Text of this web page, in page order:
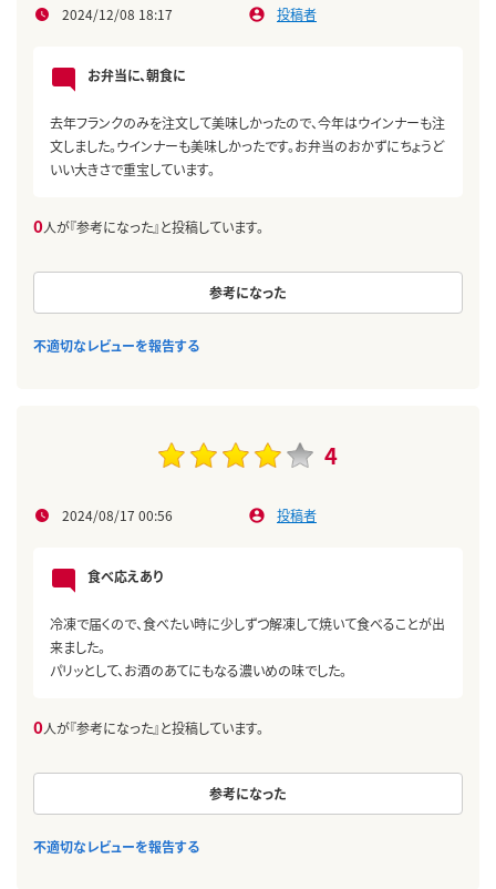
2024/12/08 18:17 投稿者
お弁当に、朝食に
去年フランクのみを注文して美味しかったので、今年はウインナーも注
文しました。ウインナーも美味しかったです。お弁当のおかずにちょうど
いい大きさで重宝しています。
0人が『参考になった』と投稿しています。
参考になった
不適切なレビューを報告する
4
2024/08/17 00:56 投稿者
食べ応えあり
冷凍で届くので、食べたい時に少しずつ解凍して焼いて食べることが出
来ました。
パリッとして、お酒のあてにもなる濃いめの味でした。
0人が『参考になった』と投稿しています。
参考になった
不適切なレビューを報告する